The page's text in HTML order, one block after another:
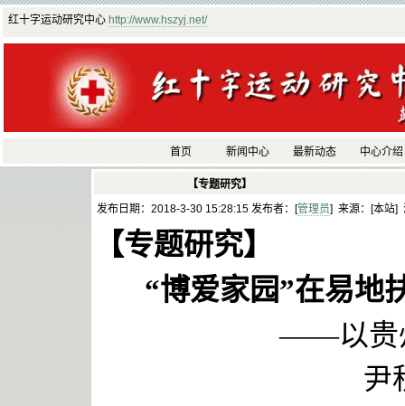
红十字运动研究中心 http://www.hszyj.net/
首页 新闻中心 最新动态 中心介绍
【专题研究】
发布日期：2018-3-30 15:28:15 发布者：[管理员] 来源：[本站]
【专题研究】
“博爱家园”在易地
——以贵
尹